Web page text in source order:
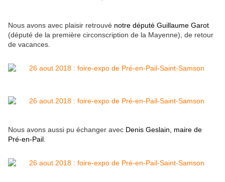
Nous avons avec plaisir retrouvé notre député Guillaume Garot
(député de la première circonscription de la Mayenne), de retour
de vacances.
Nous avons aussi pu échanger avec Denis Geslain, maire de
Pré-en-Pail